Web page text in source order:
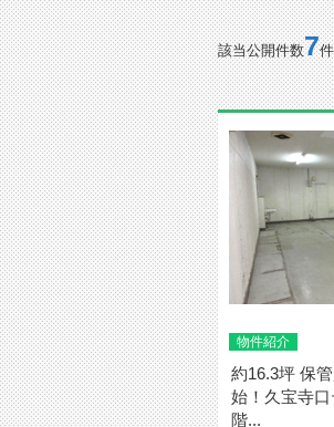
該当公開件数7件
物件紹介
約16.3坪 保
始！久宝寺
階...